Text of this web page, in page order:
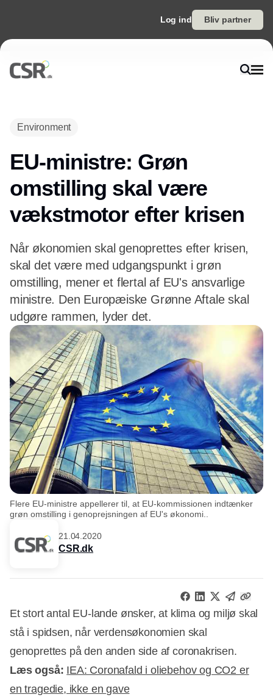
Log ind Bliv partner
Environment
EU-ministre: Grøn
omstilling skal være
vækstmotor efter krisen
Når økonomien skal genoprettes efter krisen,
skal det være med udgangspunkt i grøn
omstilling, mener et flertal af EU's ansvarlige
ministre. Den Europæiske Grønne Aftale skal
udgøre rammen, lyder det.
Flere EU-ministre appellerer til, at EU-kommissionen indtænker
grøn omstilling i genoprejsningen af EU's økonomi..
21.04.2020
CSR.dk
Et stort antal EU-lande ønsker, at klima og miljø skal
stå i spidsen, når verdensøkonomien skal
genoprettes på den anden side af coronakrisen.
Læs også: IEA: Coronafald i oliebehov og CO2 er
en tragedie, ikke en gave